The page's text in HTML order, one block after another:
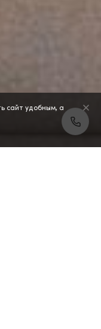
сайт удобным, а